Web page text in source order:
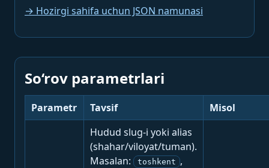
→ Hozirgi sahifa uchun JSON namunasi
So‘rov parametrlari
Parametr Tavsif Misol
Hudud slug-i yoki alias
(shahar/viloyat/tuman).
Masalan:
toshkent ,